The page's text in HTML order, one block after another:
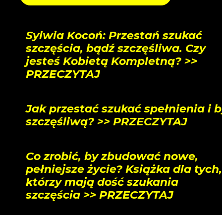
Sylwia Kocoń: Przestań szukać
szczęścia, bądź szczęśliwa. Czy
jesteś Kobietą Kompletną? >>
PRZECZYTAJ
Jak przestać szukać spełnienia i
szczęśliwą? >> PRZECZYTAJ
Co zrobić, by zbudować nowe,
pełniejsze życie? Książka dla tych,
którzy mają dość szukania
szczęścia >> PRZECZYTAJ